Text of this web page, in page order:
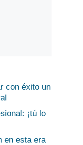
con éxito un
¡tú lo
en esta era